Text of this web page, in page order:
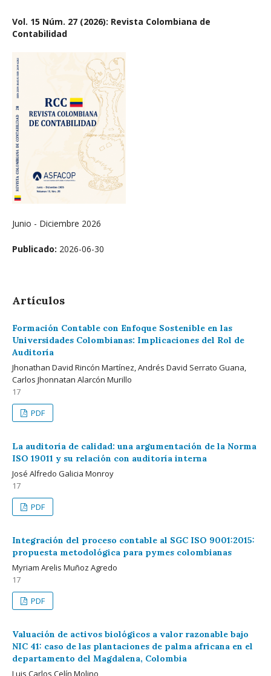
Vol. 15 Núm. 27 (2026): Revista Colombiana de
Contabilidad
Junio - Diciembre 2026
Publicado: 2026-06-30
Artículos
Formación Contable con Enfoque Sostenible en las
Universidades Colombianas: Implicaciones del Rol de
Auditoría
Jhonathan David Rincón Martínez, Andrés David Serrato Guana,
Carlos Jhonnatan Alarcón Murillo
17
PDF
La auditoría de calidad: una argumentación de la Norma
ISO 19011 y su relación con auditoría interna
José Alfredo Galicia Monroy
17
PDF
Integración del proceso contable al SGC ISO 9001:2015:
propuesta metodológica para pymes colombianas
Myriam Arelis Muñoz Agredo
17
PDF
Valuación de activos biológicos a valor razonable bajo
NIC 41: caso de las plantaciones de palma africana en el
departamento del Magdalena, Colombia
Luis Carlos Celín Molino